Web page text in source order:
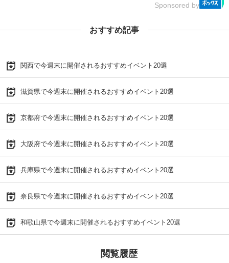
Sponsored by
おすすめ記事
関西で今週末に開催されるおすすめイベント20選
滋賀県で今週末に開催されるおすすめイベント20選
京都府で今週末に開催されるおすすめイベント20選
大阪府で今週末に開催されるおすすめイベント20選
兵庫県で今週末に開催されるおすすめイベント20選
奈良県で今週末に開催されるおすすめイベント20選
和歌山県で今週末に開催されるおすすめイベント20選
閲覧履歴